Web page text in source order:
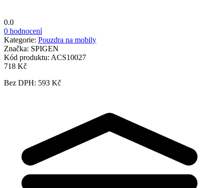
0.0
0 hodnocení
Kategorie: Pouzdra na mobily
Značka: SPIGEN
Kód produktu: ACS10027
718 Kč
Bez DPH: 593 Kč